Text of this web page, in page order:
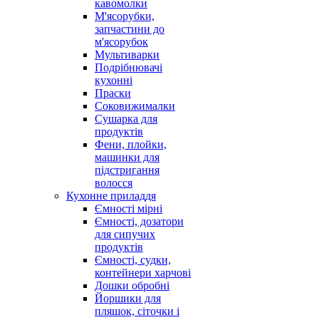
кавомолки
М'ясорубки,
запчастини до
м'ясорубок
Мультиварки
Подрібнювачі
кухонні
Праски
Соковижималки
Сушарка для
продуктів
Фени, плойки,
машинки для
підстригання
волосся
Кухонне приладдя
Ємності мірні
Ємності, дозатори
для сипучих
продуктів
Ємності, судки,
контейнери харчові
Дошки обробні
Йоршики для
пляшок, сіточки і